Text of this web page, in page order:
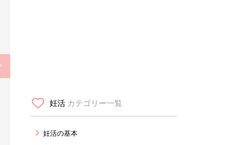
妊活 カテゴリー一覧
妊活の基本